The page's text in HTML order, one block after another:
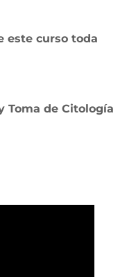
este curso toda
Toma de Citología